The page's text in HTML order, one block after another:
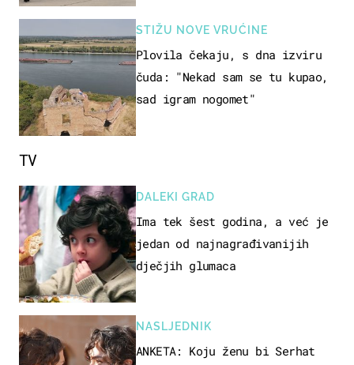
STIŽU NOVE VRUĆINE
Plovila čekaju, s dna izviru
čuda: "Nekad sam se tu kupao,
sad igram nogomet"
TV
DALEKI GRAD
Ima tek šest godina, a već je
jedan od najnagrađivanijih
dječjih glumaca
NASLJEDNIK
ANKETA: Koju ženu bi Serhat